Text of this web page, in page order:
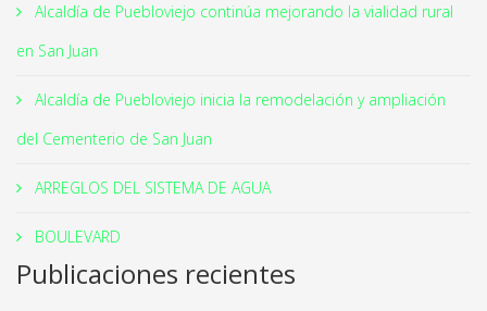
Alcaldía de Puebloviejo continúa mejorando la vialidad rural
en San Juan
Alcaldía de Puebloviejo inicia la remodelación y ampliación
del Cementerio de San Juan
ARREGLOS DEL SISTEMA DE AGUA
BOULEVARD
Publicaciones recientes